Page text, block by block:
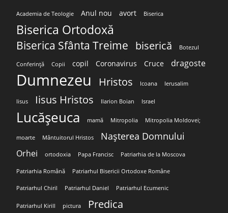
Academia de Teologie Anul nou avort Biserica
Biserica Ortodoxă
Biserica Sfânta Treime biserică Botezul
Conferință Copii copil Coronavirus Cruce dragoste
Dumnezeu Hristos Icoana Ierusalim
Iisus Iisus Hristos Ilarion Boian Israel
Lucășeuca mamă Mitropolia Mitropolia Moldovei;
moarte Mântuitorul Hristos Nașterea Domnului
Orhei ortodoxia Papa Francisc Patriarhia de la Moscova
Patriarhia Română Patriarhul Bisericii Ortodoxe Române
Patriarhul Chiril Patriarhul Daniel Patriarhul Ecumenic
Patriarhul Kirill pictura Predica